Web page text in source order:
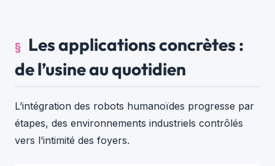
Les applications concrètes :
de l’usine au quotidien
L’intégration des robots humanoïdes progresse par
étapes, des environnements industriels contrôlés
vers l’intimité des foyers.